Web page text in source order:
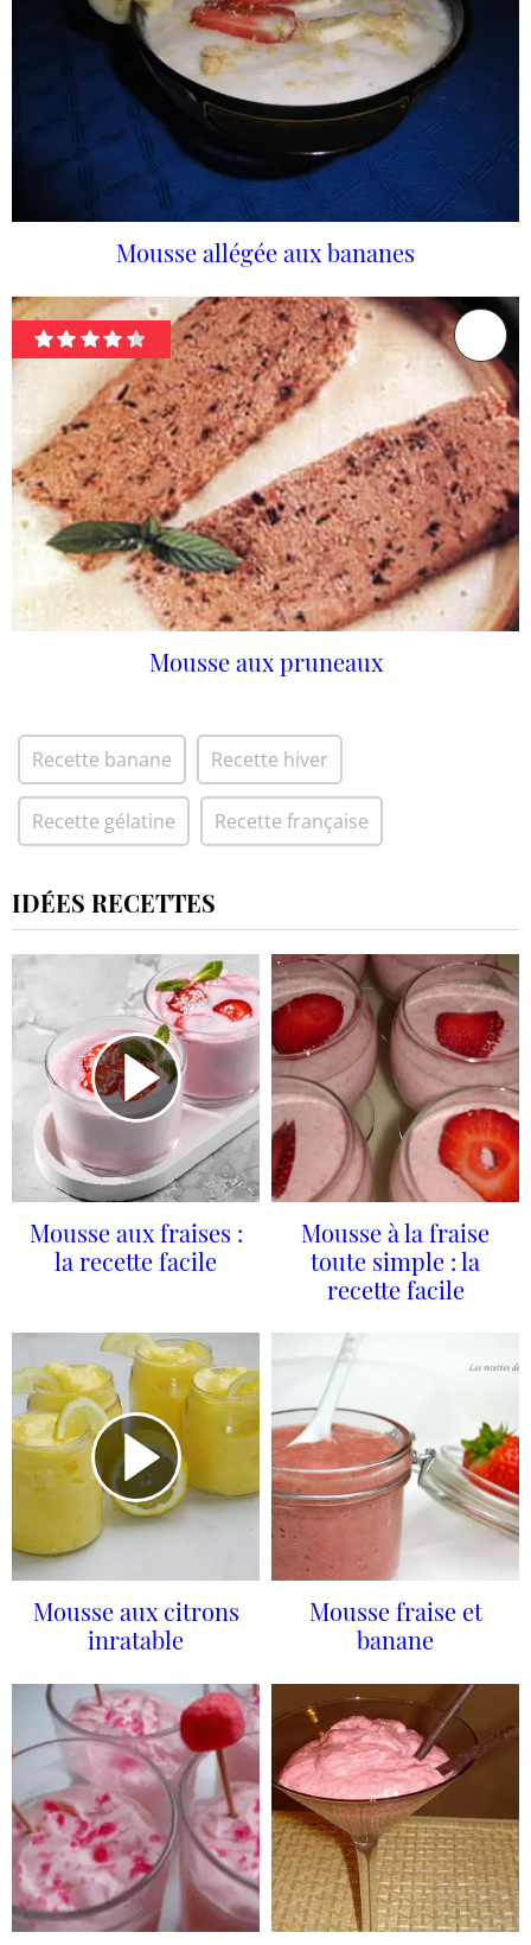
Mousse allégée aux bananes
Mousse aux pruneaux
Recette banane Recette hiver
Recette gélatine Recette française
IDÉES RECETTES
Mousse aux fraises :
la recette facile
Mousse à la fraise
toute simple : la
recette facile
Mousse aux citrons
inratable
Mousse fraise et
banane